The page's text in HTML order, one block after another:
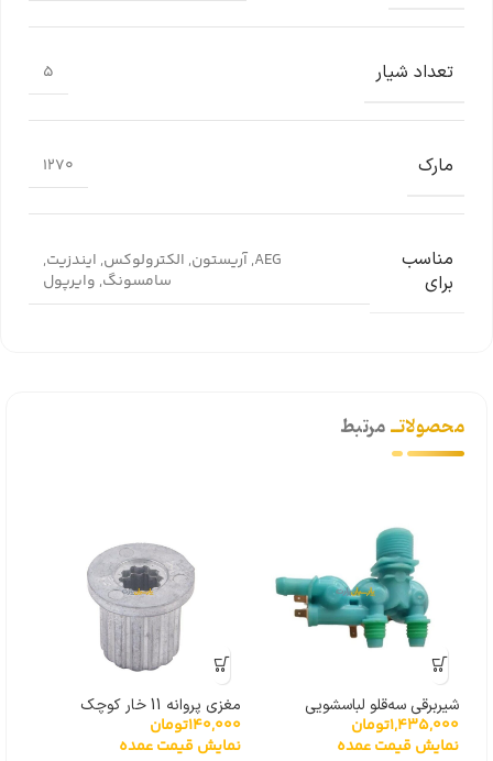
تعداد شیار 5
مارک 1270
مناسب
برای
AEG
,آریستون, الکترولوکس, ایندزیت,
سامسونگ, وایرپول
محصولاتــمرتبط
شیربرقی سه‌قلو لباسشویی
سامسونگ DC62-00266E
1,435,000تومان
نمایش قیمت عمده
مغزی پروانه 11 خار کوچک
140,000تومان
نمایش قیمت عمده